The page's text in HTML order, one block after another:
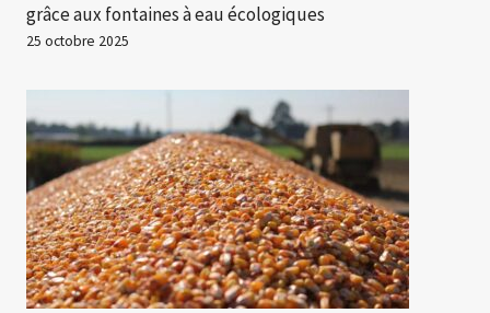
grâce aux fontaines à eau écologiques
25 octobre 2025